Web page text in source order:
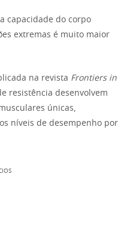
capacidade do corpo
extremas é muito maior
na revista Frontiers in
resistência desenvolvem
únicas,
níveis de desempenho por